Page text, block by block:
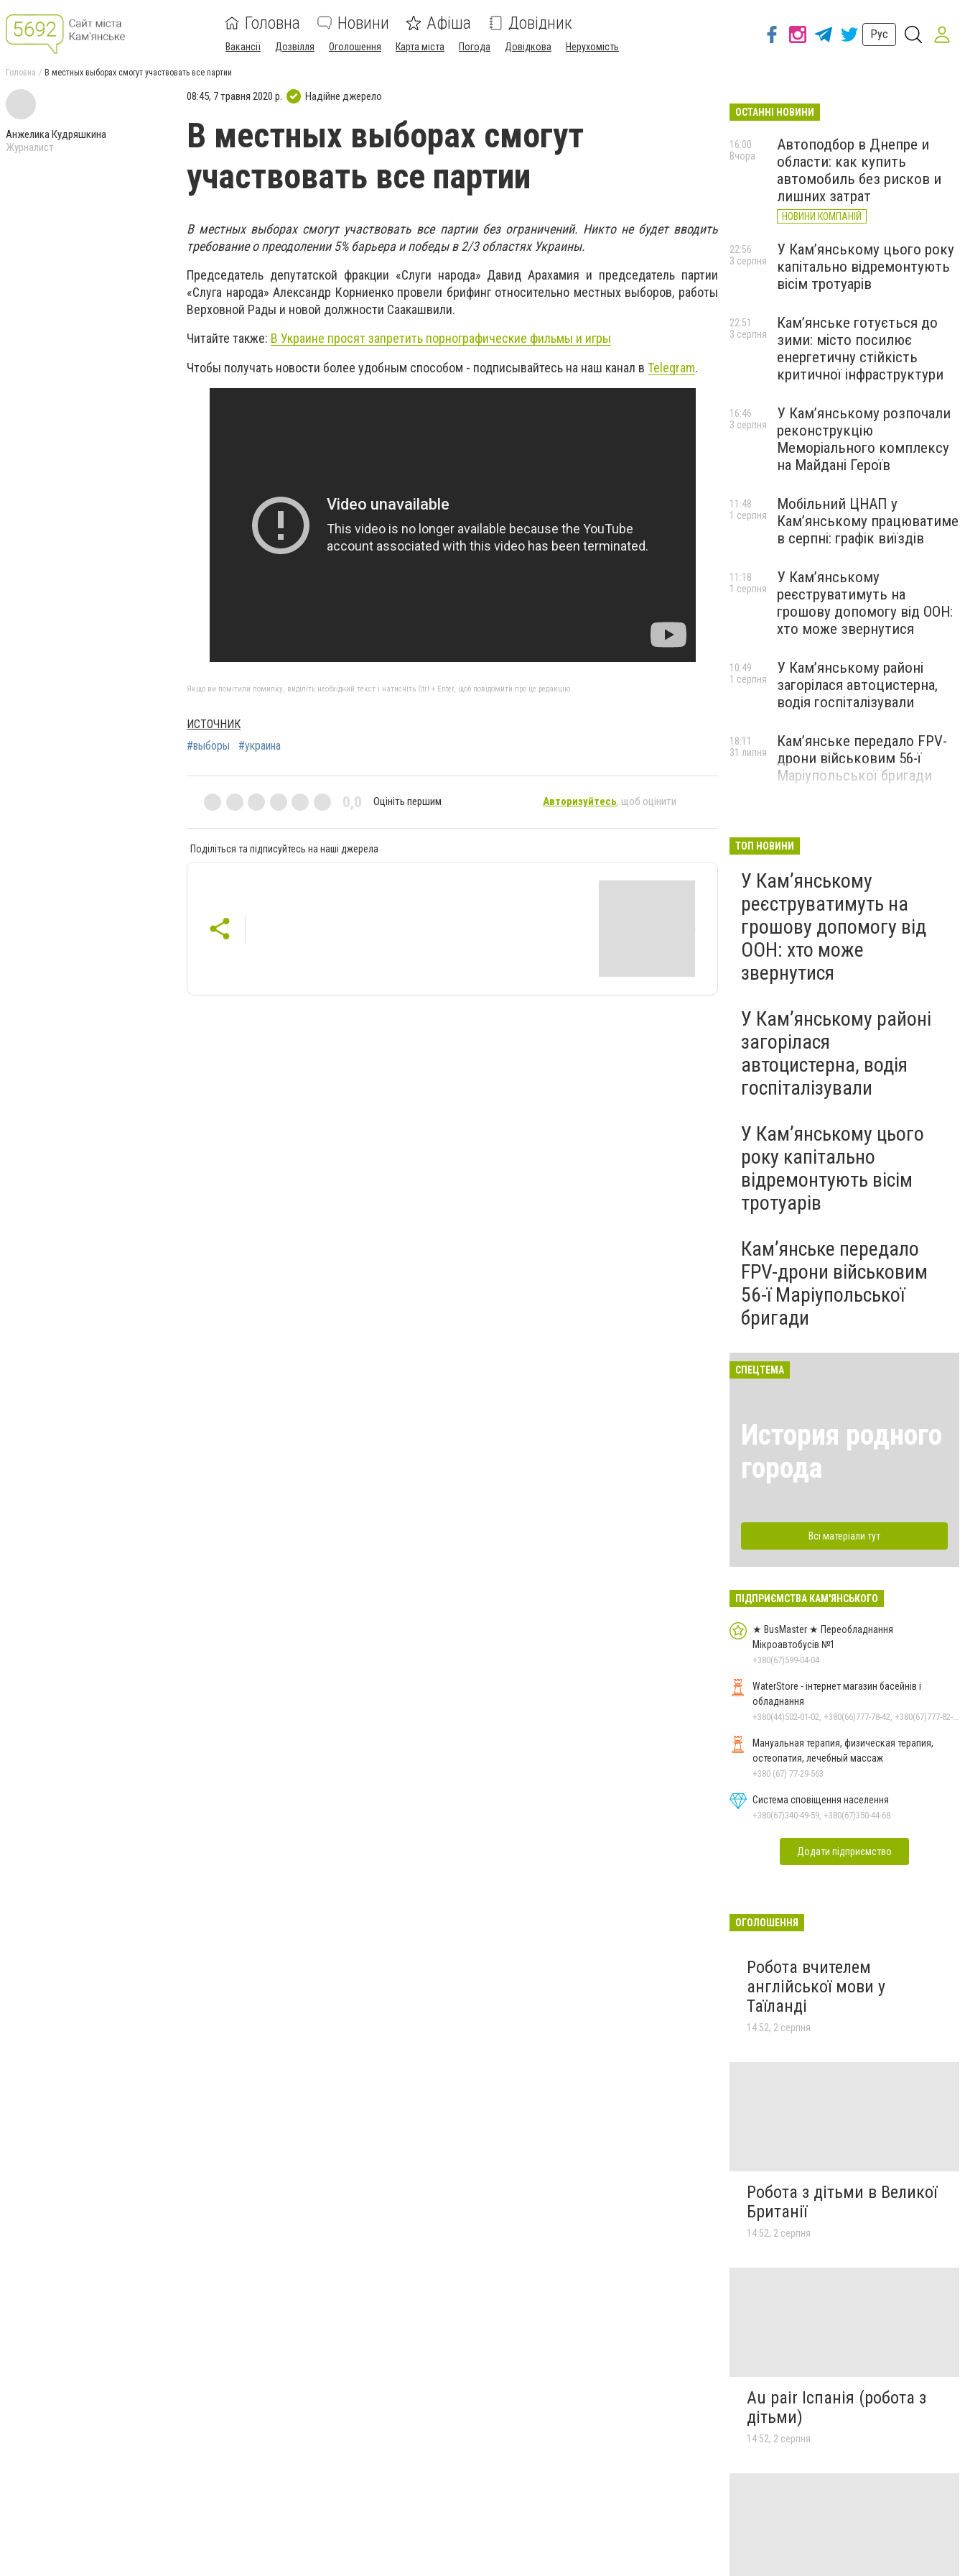
Головна Новини Афіша Довідник
Вакансії Дозвілля Оголошення Карта міста Погода Довідкова Нерухомість
Рус
Головна В местных выборах смогут участвовать все партии
Анжелика Кудряшкина
Журналист
08:45, 7 травня 2020 р. Надійне джерело
В местных выборах смогут
участвовать все партии
В местных выборах смогут участвовать все партии без ограничений. Никто не будет вводить
требование о преодолении 5% барьера и победы в 2/3 областях Украины.
Председатель депутатской фракции «Слуги народа» Давид Арахамия и председатель партии
«Слуга народа» Александр Корниенко провели брифинг относительно местных выборов, работы
Верховной Рады и новой должности Саакашвили.
Читайте также: В Украине просят запретить порнографические фильмы и игры
Чтобы получать новости более удобным способом - подписывайтесь на наш канал в Telegram.
Якщо ви помітили помилку, виділіть необхідний текст і натисніть Ctrl + Enter, щоб повідомити про це редакцію
ИСТОЧНИК
#выборы
#украина
0,0 Оцініть першим Авторизуйтесь, щоб оцінити
Поділіться та підписуйтесь на наші джерела
ОСТАННІ НОВИНИ
Автоподбор в Днепре и
области: как купить
автомобиль без рисков и
лишних затрат
НОВИНИ КОМПАНІЙ
16:00
Вчора
У Кам’янському цього року
капітально відремонтують
вісім тротуарів
22:56
3 серпня
Кам’янське готується до
зими: місто посилює
енергетичну стійкість
критичної інфраструктури
22:51
3 серпня
У Кам’янському розпочали
реконструкцію
Меморіального комплексу
на Майдані Героїв
16:46
3 серпня
Мобільний ЦНАП у
Кам’янському працюватиме
в серпні: графік виїздів
11:48
1 серпня
У Кам’янському
реєструватимуть на
грошову допомогу від ООН:
хто може звернутися
11:18
1 серпня
У Кам’янському районі
загорілася автоцистерна,
водія госпіталізували
10:49
1 серпня
Кам’янське передало FPV-
дрони військовим 56-ї
Маріупольської бригади
18:11
31 липня
ТОП НОВИНИ
У Кам’янському
реєструватимуть на
грошову допомогу від
ООН: хто може
звернутися
У Кам’янському районі
загорілася
автоцистерна, водія
госпіталізували
У Кам’янському цього
року капітально
відремонтують вісім
тротуарів
Кам’янське передало
FPV-дрони військовим
56-ї Маріупольської
бригади
СПЕЦТЕМА
История родного
города
Всі матеріали тут
ПІДПРИЄМСТВА КАМ'ЯНСЬКОГО
★ BusMaster ★ Переобладнання
Мікроавтобусів №1
+380(67)599-04-04
WaterStore - інтернет магазин басейнів і
обладнання
Мануальная терапия, физическая терапия,
остеопатия, лечебный массаж
+380 (67) 77-29-563
Система сповіщення населення
+380(67)340-49-59, +380(67)350-44-68
Додати підприємство
ОГОЛОШЕННЯ
Робота вчителем
англійської мови у
Таїланді
14:52, 2 серпня
Робота з дітьми в Великої
Британії
14:52, 2 серпня
Au pair Іспанія (робота з
дітьми)
14:52, 2 серпня